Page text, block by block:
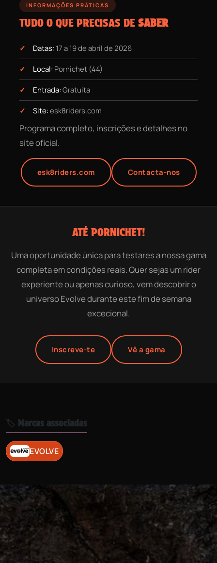
INFORMAÇÕES PRÁTICAS
TUDO O QUE PRECISAS DE SABER
Datas: 17 a 19 de abril de 2026
Local: Pornichet (44)
Entrada:Gratuita
Site:esk8riders.com
Programa completo, inscrições e detalhes no
site oficial.
esk8riders.com Contacta-nos
ATÉ PORNICHET!
Uma oportunidade única para testares a nossa gama
completa em condições reais. Quer sejas um rider
experiente ou apenas curioso, vem descobrir o
universo Evolve durante este fim de semana
excecional.
Inscreve-te Vê a gama
🏷️ Marcas associadas
EVOLVE